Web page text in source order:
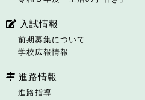
入試情報
前期募集について
学校広報情報
進路情報
進路指導